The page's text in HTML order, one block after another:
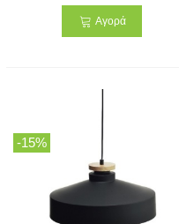
Αγορά
-15%